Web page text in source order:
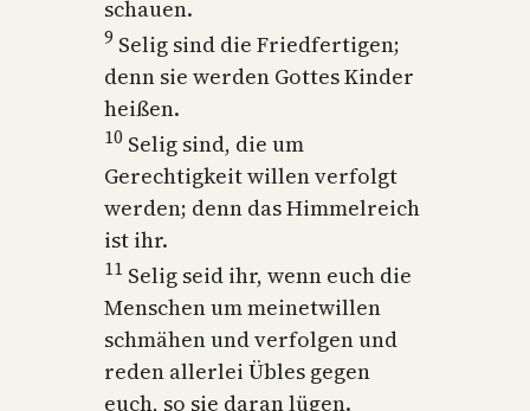
schauen.
9 Selig sind die Friedfertigen;
denn sie werden Gottes Kinder
heißen.
10 Selig sind, die um
Gerechtigkeit willen verfolgt
werden; denn das Himmelreich
ist ihr.
11 Selig seid ihr, wenn euch die
Menschen um meinetwillen
schmähen und verfolgen und
reden allerlei Übles gegen
euch, so sie daran lügen.